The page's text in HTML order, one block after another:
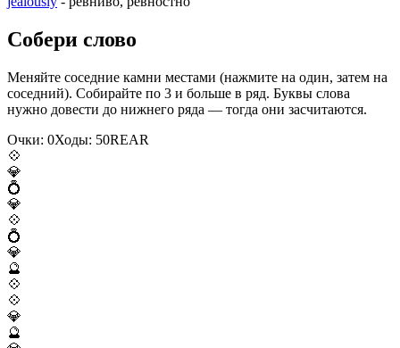
Собери слово
Меняйте соседние камни местами (нажмите на один, затем на
соседний). Собирайте по 3 и больше в ряд. Буквы слова
нужно довести до нижнего ряда — тогда они засчитаются.
Очки: 0Ходы: 50REAR
💠
💎
💍
💎
💠
💍
💎
🔮
💠
💠
💎
🔮